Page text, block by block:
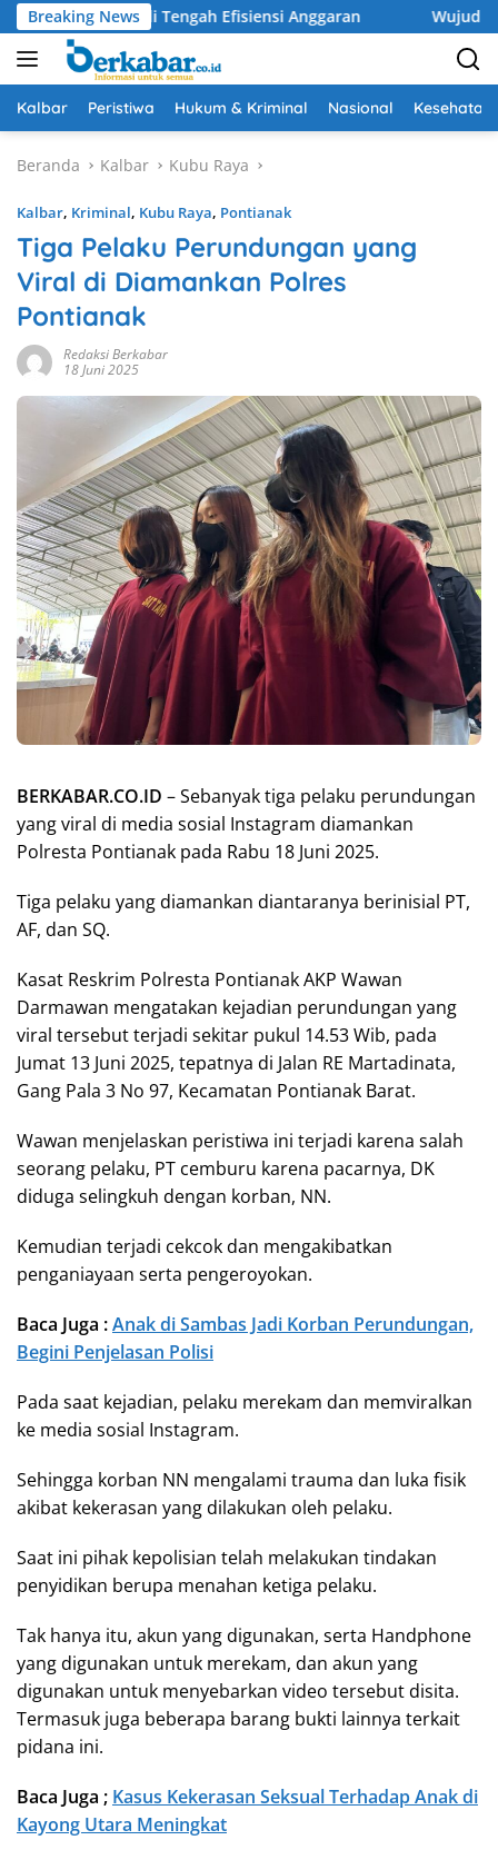
Langsung
ke
konten
Breaking News
di Tengah Efisiensi Anggaran Wujudkan Drainase
Kalbar Peristiwa Hukum & Kriminal Nasional Kesehatan
Beranda Kalbar Kubu Raya
Kalbar, Kriminal, Kubu Raya, Pontianak
Tiga Pelaku Perundungan yang
Viral di Diamankan Polres
Pontianak
Redaksi Berkabar
18 Juni 2025
BERKABAR.CO.ID – Sebanyak tiga pelaku perundungan
yang viral di media sosial Instagram diamankan
Polresta Pontianak pada Rabu 18 Juni 2025.
Tiga pelaku yang diamankan diantaranya berinisial PT,
AF, dan SQ.
Kasat Reskrim Polresta Pontianak AKP Wawan
Darmawan mengatakan kejadian perundungan yang
viral tersebut terjadi sekitar pukul 14.53 Wib, pada
Jumat 13 Juni 2025, tepatnya di Jalan RE Martadinata,
Gang Pala 3 No 97, Kecamatan Pontianak Barat.
Wawan menjelaskan peristiwa ini terjadi karena salah
seorang pelaku, PT cemburu karena pacarnya, DK
diduga selingkuh dengan korban, NN.
Kemudian terjadi cekcok dan mengakibatkan
penganiayaan serta pengeroyokan.
Baca Juga :Anak di Sambas Jadi Korban Perundungan,
Begini Penjelasan Polisi
Pada saat kejadian, pelaku merekam dan memviralkan
ke media sosial Instagram.
Sehingga korban NN mengalami trauma dan luka fisik
akibat kekerasan yang dilakukan oleh pelaku.
Saat ini pihak kepolisian telah melakukan tindakan
penyidikan berupa menahan ketiga pelaku.
Tak hanya itu, akun yang digunakan, serta Handphone
yang digunakan untuk merekam, dan akun yang
digunakan untuk menyebarkan video tersebut disita.
Termasuk juga beberapa barang bukti lainnya terkait
pidana ini.
Baca Juga ; Kasus Kekerasan Seksual Terhadap Anak di
Kayong Utara Meningkat